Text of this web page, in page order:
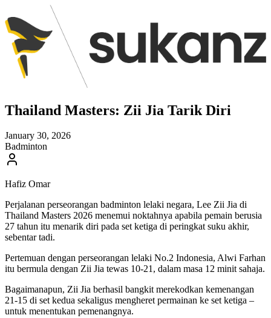
Thailand Masters: Zii Jia Tarik Diri
January 30, 2026
Badminton
Hafiz Omar
Perjalanan perseorangan badminton lelaki negara, Lee Zii Jia di
Thailand Masters 2026 menemui noktahnya apabila pemain berusia
27 tahun itu menarik diri pada set ketiga di peringkat suku akhir,
sebentar tadi.
Pertemuan dengan perseorangan lelaki No.2 Indonesia, Alwi Farhan
itu bermula dengan Zii Jia tewas 10-21, dalam masa 12 minit sahaja.
Bagaimanapun, Zii Jia berhasil bangkit merekodkan kemenangan
21-15 di set kedua sekaligus mengheret permainan ke set ketiga –
untuk menentukan pemenangnya.